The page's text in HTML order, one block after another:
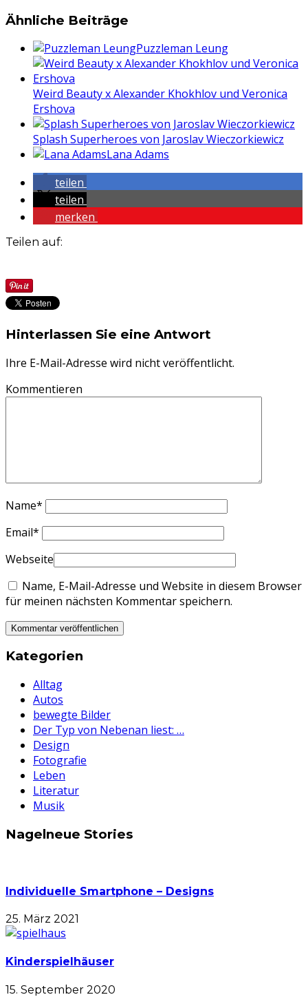
Ähnliche Beiträge
Puzzleman Leung
Weird Beauty x Alexander Khokhlov und Veronica
Ershova
Splash Superheroes von Jaroslav Wieczorkiewicz
Lana Adams
teilen
teilen
merken
Teilen auf:
Hinterlassen Sie eine Antwort
Ihre E-Mail-Adresse wird nicht veröffentlicht.
Kommentieren
Name*
Email*
Webseite
Name, E-Mail-Adresse und Website in diesem Browser
für meinen nächsten Kommentar speichern.
Kategorien
Alltag
Autos
bewegte Bilder
Der Typ von Nebenan liest: …
Design
Fotografie
Leben
Literatur
Musik
Nagelneue Stories
Individuelle Smartphone – Designs
25. März 2021
Kinderspielhäuser
15. September 2020